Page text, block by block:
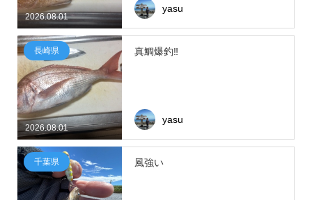
2026.08.01
yasu
2026.08.01
長崎県 真鯛爆釣‼
yasu
千葉県 風強い